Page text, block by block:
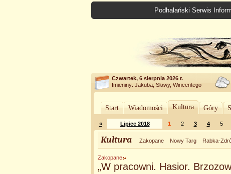
Podhalański Serwis
Czwartek, 6 sierpnia 2026 r.
Imieniny: Jakuba, Sławy, Wincentego
Start Wiadomości Kultura Góry
« Lipiec 2018 1 2 3 4 5
Kultura Zakopane Nowy Targ Rabka-
Zakopane
„W pracowni. Hasior.